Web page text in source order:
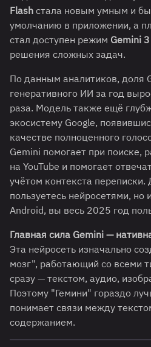
Flash стала новым умным и
умолчанию в приложении, а
стал доступен режим Gemini
решения сложных задач.
По данным аналитиков, доля
генеративного ИИ за год
раза. Модель также ещё
экосистему Google,
качестве полноценного
Gemini помогает при поиске,
на YouTube и помогает
учётом контекста
пользуетесь нейросетями, но
Android, вы весь 2025 год
Главная сила Gemini —
Эта нейросеть изначально
мозг", работающий со всеми
сразу — текстом, аудио,
Поэтому "Гемини" гораздо
понимает связи между
содержанием.